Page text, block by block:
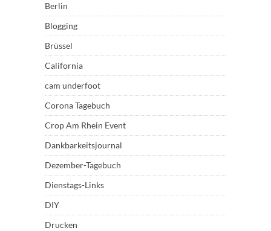
Berlin
Blogging
Brüssel
California
cam underfoot
Corona Tagebuch
Crop Am Rhein Event
Dankbarkeitsjournal
Dezember-Tagebuch
Dienstags-Links
DIY
Drucken